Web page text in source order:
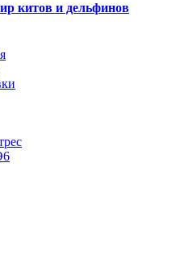
китов и дельфинов